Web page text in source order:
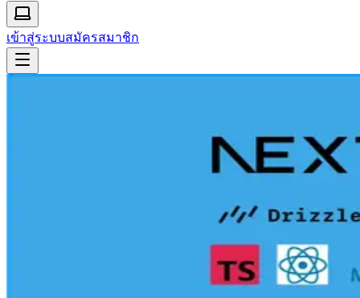
เข้าสู่ระบบสมัครสมาชิก